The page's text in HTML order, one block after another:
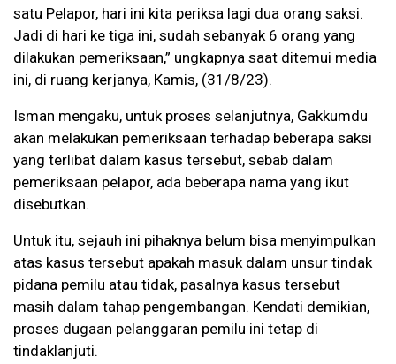
satu Pelapor, hari ini kita periksa lagi dua orang saksi.
Jadi di hari ke tiga ini, sudah sebanyak 6 orang yang
dilakukan pemeriksaan,” ungkapnya saat ditemui media
ini, di ruang kerjanya, Kamis, (31/8/23).
Isman mengaku, untuk proses selanjutnya, Gakkumdu
akan melakukan pemeriksaan terhadap beberapa saksi
yang terlibat dalam kasus tersebut, sebab dalam
pemeriksaan pelapor, ada beberapa nama yang ikut
disebutkan.
Untuk itu, sejauh ini pihaknya belum bisa menyimpulkan
atas kasus tersebut apakah masuk dalam unsur tindak
pidana pemilu atau tidak, pasalnya kasus tersebut
masih dalam tahap pengembangan. Kendati demikian,
proses dugaan pelanggaran pemilu ini tetap di
tindaklanjuti.